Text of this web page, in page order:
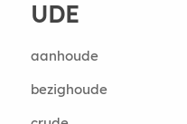
UDE
aanhoude
bezighoude